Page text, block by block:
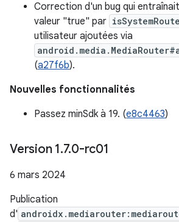
Correction d'un bug qui
valeur "true" par isSystemRoute
utilisateur ajoutées via
(a27f6b).
Nouvelles fonctionnalités
Passez minSdk à 19. (e8c4463)
Version 1.7.0-rc01
6 mars 2024
Publication
d'